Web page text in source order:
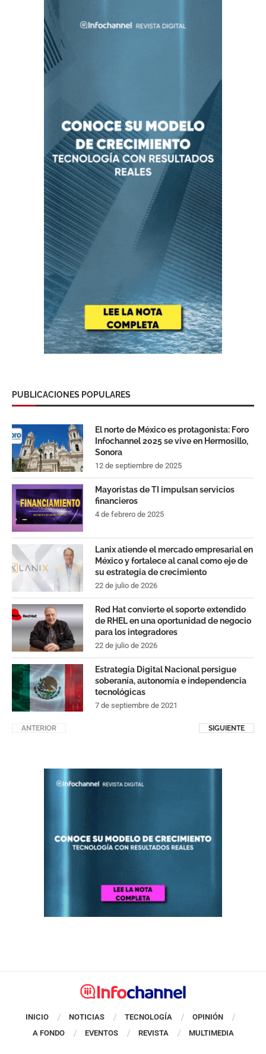
PUBLICACIONES POPULARES
El norte de México es protagonista: Foro
Infochannel 2025 se vive en Hermosillo,
Sonora
12 de septiembre de 2025
Mayoristas de TI impulsan servicios
financieros
4 de febrero de 2025
Lanix atiende el mercado empresarial en
México y fortalece al canal como eje de
su estrategia de crecimiento
22 de julio de 2026
Red Hat convierte el soporte extendido
de RHEL en una oportunidad de negocio
para los integradores
22 de julio de 2026
Estrategia Digital Nacional persigue
soberanía, autonomía e independencia
tecnológicas
7 de septiembre de 2021
ANTERIOR SIGUIENTE
INICIO NOTICIAS TECNOLOGÍA
OPINIÓN
A FONDO
EVENTOS REVISTA MULTIMEDIA